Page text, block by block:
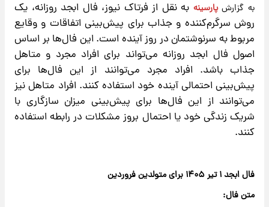
به گزارش پارسینه به نقل از فرتاک نیوز، فال ابجد روزانه، یک
روش سرگرم‌کننده و جذاب برای پیش‌بینی اتفاقات و وقایع
مربوط به سرنوشتمان در روز آینده است. این فال‌ها بر اساس
اصول فال ابجد روزانه می‌تواند برای افراد مجرد و متاهل
جذاب باشد. افراد مجرد می‌توانند از این فال‌ها برای
پیش‌بینی احتمالی آینده خود استفاده کنند. افراد متاهل نیز
می‌توانند از این فال‌ها برای پیش‌بینی میزان سازگاری با
شریک زندگی خود یا احتمال بروز مشکلات در رابطه استفاده
کنند.
فال ابجد ۱ تیر ۱۴۰۵ برای متولدین فروردین
متن فال: